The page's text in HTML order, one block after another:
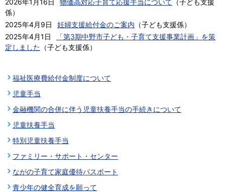
2026年1月16日
物価高対応子育て応援手当について （子ども支援
係）
2025年4月9日
妊婦支援給付金のご案内 （子ども支援係）
2025年4月1日
「第3期中野市子ども・子育て支援事業計画」を策
定しました （子ども支援係）
福祉医療費給付金制度について
児童手当
金融機関の合併に伴う児童扶養手当の手続きについて
児童扶養手当
特別児童扶養手当
ファミリー・サポート・センター
ながの子育て家庭優待パスポート
青少年の健全育成を願って